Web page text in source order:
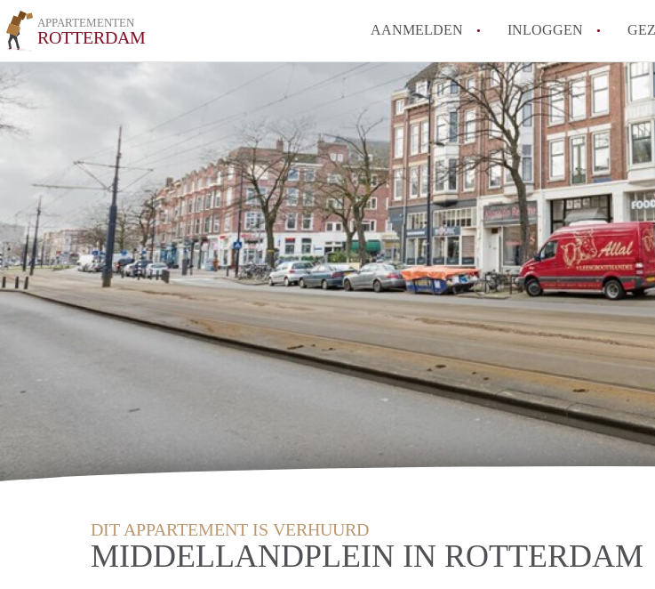
APPARTEMENTEN
ROTTERDAM AANMELDEN INLOGGEN
How to
Wat is
Hoeveel kost
Wat is de
Berekent
Alle
DIT APPARTEMENT IS VERHUURD
MIDDELLANDPLEIN IN ROTTERDAM